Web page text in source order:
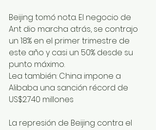
Beijing tomó nota. El negocio de
Ant dio marcha atrás, se contrajo
un 18% en el primer trimestre de
este año y casi un 50% desde su
punto máximo.
Lea también: China impone a
Alibaba una sanción récord de
US$2.740 millones
La represión de Beijing contra el